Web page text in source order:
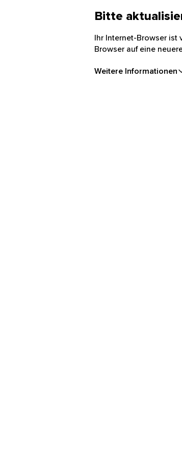
Bitte
Ihr Internet-Browser ist
Browser auf eine
Weitere Informationen